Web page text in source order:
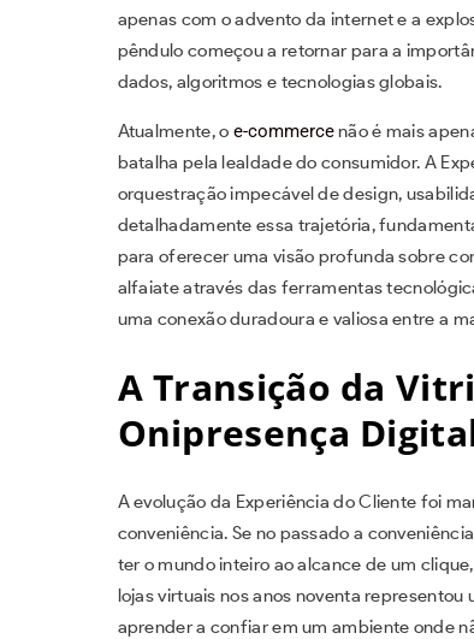
apenas com o advento da internet e a
pêndulo começou a retornar para a
dados, algoritmos e tecnologias globais.
Atualmente, o e-commercenão é mais
batalha pela lealdade do consumidor. A
orquestração impecável de design,
detalhadamente essa trajetória,
para oferecer uma visão profunda sobre
alfaiate através das ferramentas
uma conexão duradoura e valiosa entre a
A Transição da
Onipresença
A evolução da Experiência do Cliente foi
conveniência. Se no passado a
ter o mundo inteiro ao alcance de um
lojas virtuais nos anos noventa
aprender a confiar em um ambiente onde